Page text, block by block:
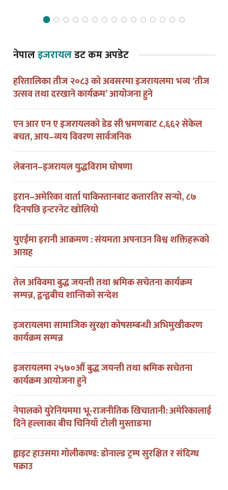
नेपालइजरायलडट कम अपडेट
हरितालिका तीज २०८३ को अवसरमा इजरायलमा भव्य ‘तीज
उत्सव तथा दरखाने कार्यक्रम’ आयोजना हुने
एन आर एन ए इजरायलको डेड सी भ्रमणबाट ८,६६२ सेकेल
बचत, आय–व्यय विवरण सार्वजनिक
लेबनान–इजरायल युद्धविराम घोषणा
इरान–अमेरिका वार्ता पाकिस्तानबाट कतारतिर सर्‍यो, ८७
दिनपछि इन्टरनेट खोलियो
युएईमा इरानी आक्रमण : संयमता अपनाउन विश्व शक्तिहरूको
आग्रह
तेल अविवमा बुद्ध जयन्ती तथा श्रमिक सचेतना कार्यक्रम
सम्पन्न, द्वन्द्वबीच शान्तिको सन्देश
इजरायलमा सामाजिक सुरक्षा कोषसम्बन्धी अभिमुखीकरण
कार्यक्रम सम्पन्न
इजरायलमा २५७०औं बुद्ध जयन्ती तथा श्रमिक सचेतना
कार्यक्रम आयोजना हुने
नेपालको युरेनियममा भू-राजनीतिक खिचातानी: अमेरिकालाई
दिने हल्लाका बीच चिनियाँ टोली मुस्ताङमा
ह्वाइट हाउसमा गोलीकाण्ड: डोनाल्ड ट्रम्प सुरक्षित र संदिग्ध
पक्राउ